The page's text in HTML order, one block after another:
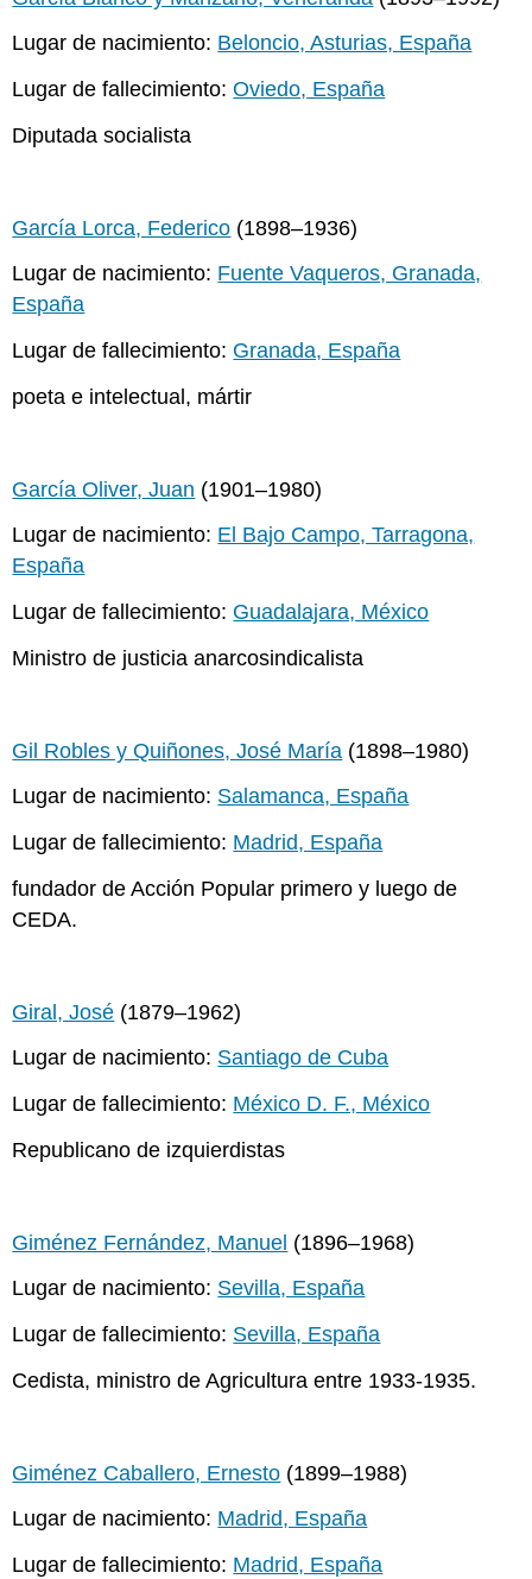
Lugar de nacimiento: Beloncio, Asturias, España
Lugar de fallecimiento:Oviedo, España
Diputada socialista
García Lorca, Federico (1898–1936)
Lugar de nacimiento: Fuente Vaqueros, Granada,
España
Lugar de fallecimiento: Granada, España
poeta e intelectual, mártir
García Oliver, Juan (1901–1980)
Lugar de nacimiento: El Bajo Campo, Tarragona,
España
Lugar de fallecimiento: Guadalajara, México
Ministro de justicia anarcosindicalista
Gil Robles y Quiñones, José María (1898–1980)
Lugar de nacimiento: Salamanca, España
Lugar de fallecimiento: Madrid, España
fundador de Acción Popular primero y luego de
CEDA.
Giral, José (1879–1962)
Lugar de nacimiento: Santiago de Cuba
Lugar de fallecimiento: México D. F., México
Republicano de izquierdistas
Giménez Fernández, Manuel (1896–1968)
Lugar de nacimiento: Sevilla, España
Lugar de fallecimiento: Sevilla, España
Cedista, ministro de Agricultura entre 1933-1935.
Giménez Caballero, Ernesto (1899–1988)
Lugar de nacimiento: Madrid, España
Lugar de fallecimiento: Madrid, España